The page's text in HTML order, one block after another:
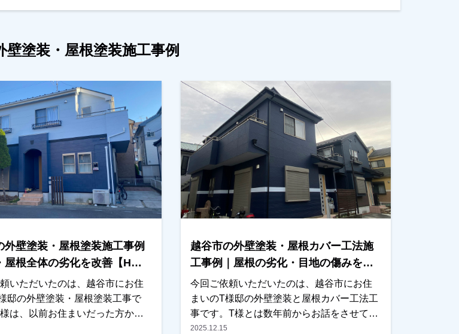
壁塗装・屋根塗装施工事例
外壁塗装・屋根塗装施工事例
屋根全体の劣化を改善【H様
いただいたのは、越谷市にお住
邸の外壁塗装・屋根塗装工事で
は、以前お住まいだった方から
入されたばかりで、これから長
越谷市の外壁塗装・屋根カバー工法施
工事例｜屋根の劣化・目地の傷みを改
善【T様邸】
今回ご依頼いただいたのは、越谷市にお住
まいのT様邸の外壁塗装と屋根カバー工法工
事です。T様とは数年前からお話をさせてい
ただいており、近くに伺った際にはご挨拶
2025.12.15